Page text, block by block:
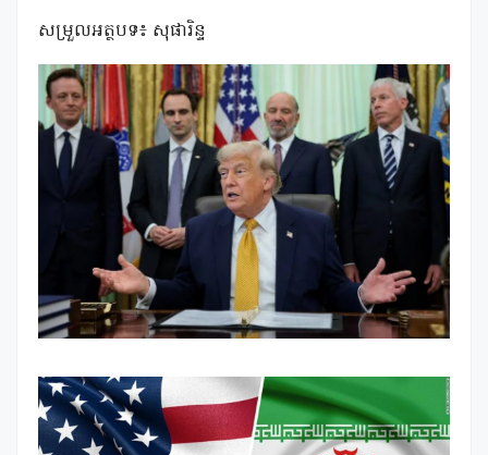
សម្រួលអត្ថបទ៖ សុផារិន្ទ